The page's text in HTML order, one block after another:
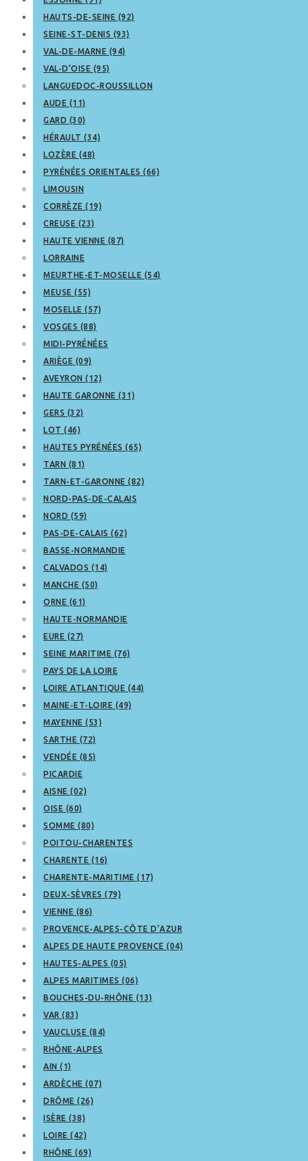
HAUTS-DE-SEINE (92)
SEINE-ST-DENIS (93)
VAL-DE-MARNE (94)
VAL-D’OISE (95)
LANGUEDOC-ROUSSILLON
AUDE (11)
GARD (30)
HÉRAULT (34)
LOZÈRE (48)
PYRÉNÉES ORIENTALES (66)
LIMOUSIN
CORRÈZE (19)
CREUSE (23)
HAUTE VIENNE (87)
LORRAINE
MEURTHE-ET-MOSELLE (54)
MEUSE (55)
MOSELLE (57)
VOSGES (88)
MIDI-PYRÉNÉES
ARIÈGE (09)
AVEYRON (12)
HAUTE GARONNE (31)
GERS (32)
LOT (46)
HAUTES PYRÉNÉES (65)
TARN (81)
TARN-ET-GARONNE (82)
NORD-PAS-DE-CALAIS
NORD (59)
PAS-DE-CALAIS (62)
BASSE-NORMANDIE
CALVADOS (14)
MANCHE (50)
ORNE (61)
HAUTE-NORMANDIE
EURE (27)
SEINE MARITIME (76)
PAYS DE LA LOIRE
LOIRE ATLANTIQUE (44)
MAINE-ET-LOIRE (49)
MAYENNE (53)
SARTHE (72)
VENDÉE (85)
PICARDIE
AISNE (02)
OISE (60)
SOMME (80)
POITOU-CHARENTES
CHARENTE (16)
CHARENTE-MARITIME (17)
DEUX-SÈVRES (79)
VIENNE (86)
PROVENCE-ALPES-CÔTE D’AZUR
ALPES DE HAUTE PROVENCE (04)
HAUTES-ALPES (05)
ALPES MARITIMES (06)
BOUCHES-DU-RHÔNE (13)
VAR (83)
VAUCLUSE (84)
RHÔNE-ALPES
AIN (1)
ARDÈCHE (07)
DRÔME (26)
ISÈRE (38)
LOIRE (42)
RHÔNE (69)